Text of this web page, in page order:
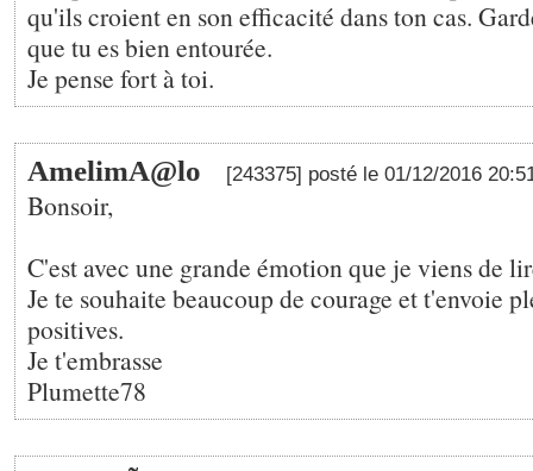
qu'ils croient en son efficacité dans ton cas.
que tu es bien entourée.
Je pense fort à toi.
AmelimA@lo [243375] posté le 01/12/2016
Bonsoir,
C'est avec une grande émotion que je viens de
Je te souhaite beaucoup de courage et t'envoie
positives.
Je t'embrasse
Plumette78